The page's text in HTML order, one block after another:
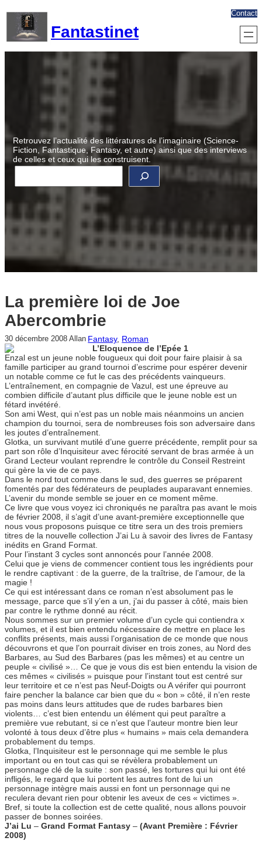
contenu
Fantastinet
Contact
Retrouvez l’actualité des littératures de l’imaginaire (Science-
Fiction, Fantastique, Fantasy, et autre) ainsi que des interviews
de celles et ceux qui les construisent.
R
c
h
La première loi de Joe
Abercombrie
30 décembre 2008 Allan Fantasy, Roman
L’Eloquence de l’Epée 1
Enzal est un jeune noble fougueux qui doit pour faire plaisir à sa
famille participer au grand tournoi d’escrime pour espérer devenir
un notable comme ce fut le cas des précédents vainqueurs.
L’entraînement, en compagnie de Vazul, est une épreuve au
combien difficile d’autant plus difficile que le jeune noble est un
fétard invétéré.
Son ami West, qui n’est pas un noble mais néanmoins un ancien
champion du tournoi, sera de nombreuses fois son adversaire dans
les joutes d’entraînement.
Glotka, un survivant mutilé d’une guerre précédente, remplit pour sa
part son rôle d’Inquisiteur avec férocité servant de bras armée à un
Grand Lecteur voulant reprendre le contrôle du Conseil Restreint
qui gère la vie de ce pays.
Dans le nord tout comme dans le sud, des guerres se préparent
fomentés par des fédérateurs de peuplades auparavant ennemies.
L’avenir du monde semble se jouer en ce moment même.
Ce livre que vous voyez ici chroniqués ne paraîtra pas avant le mois
de février 2008, il s’agit d’une avant-première exceptionnelle que
nous vous proposons puisque ce titre sera un des trois premiers
titres de la nouvelle collection J’ai Lu à savoir des livres de Fantasy
inédits en Grand Format.
Pour l’instant 3 cycles sont annoncés pour l’année 2008.
Celui que je viens de commencer contient tous les ingrédients pour
le rendre captivant : de la guerre, de la traîtrise, de l’amour, de la
magie !
Ce qui est intéressant dans ce roman n’est absolument pas le
message, parce que s’il y’en a un, j’ai du passer à côté, mais bien
par contre le rythme donné au récit.
Nous sommes sur un premier volume d’un cycle qui contiendra x
volumes, et il est bien entendu nécessaire de mettre en place les
conflits présents, mais aussi l’organisation de ce monde que nous
découvrons et que l’on pourrait diviser en trois zones, au Nord des
Barbares, au Sud des Barbares (pas les mêmes) et au centre un
peuple « civilisé »… Ce que je vous dis est bien entendu la vision de
ces mêmes « civilisés » puisque pour l’instant tout est centré sur
leur territoire et ce n’est pas Neuf-Doigts ou A vérifer qui pourront
faire pencher la balance car bien que du « bon » côté, il n’en reste
pas moins dans leurs attitudes que de rudes barbares bien
violents… c’est bien entendu un élément qui peut paraître a
première vue rebutant, si ce n’est que l’auteur montre bien leur
volonté à tous deux d’être plus « humains » mais cela demandera
probablement du temps.
Glotka, l’Inquisiteur est le personnage qui me semble le plus
important ou en tout cas qui se révèlera probablement un
personnage clé de la suite : son passé, les tortures qui lui ont été
infligés, le regard que lui portent les autres font de lui un
personnage intègre mais aussi en font un personnage qui ne
reculera devant rien pour obtenir les aveux de ces « victimes ».
Bref, si toute la collection est de cette qualité, nous allons pouvoir
passer de bonnes soirées.
J’ai Lu – Grand Format Fantasy – (Avant Première : Février
2008)